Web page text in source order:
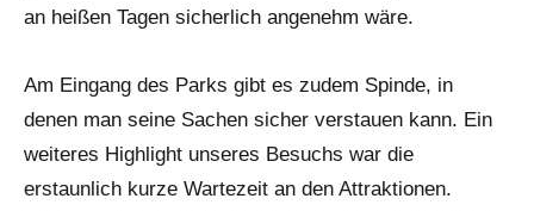
an heißen Tagen sicherlich angenehm wäre.
Am Eingang des Parks gibt es zudem Spinde, in
denen man seine Sachen sicher verstauen kann. Ein
weiteres Highlight unseres Besuchs war die
erstaunlich kurze Wartezeit an den Attraktionen.